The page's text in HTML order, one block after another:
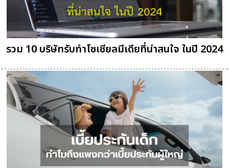
รวม 10 บริษัทรับทำโซเชียลมีเดียที่น่าสนใจ ในปี 2024